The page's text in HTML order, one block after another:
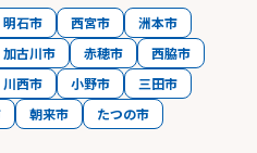
明石市 西宮市
洲本市
加古川市 赤穂市
西脇市
川西市 小野市
三田市
朝来市 たつの市